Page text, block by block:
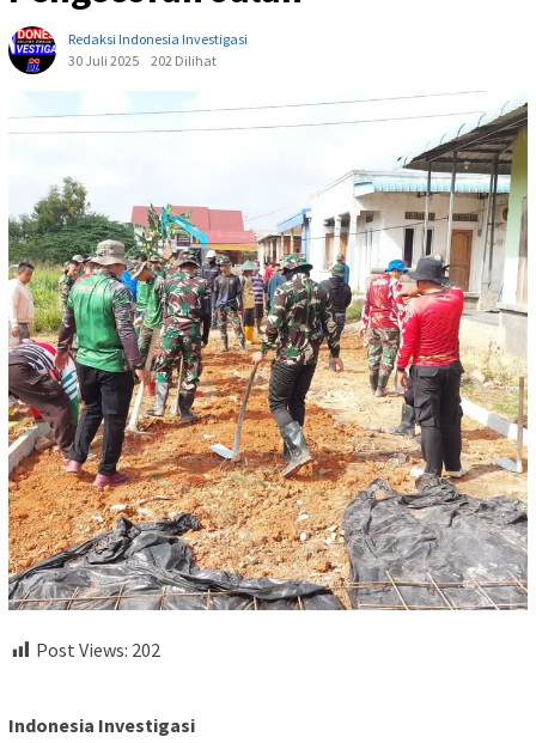
Redaksi Indonesia Investigasi
30 Juli 2025
202 Dilihat
Post Views: 202
Indonesia Investigasi